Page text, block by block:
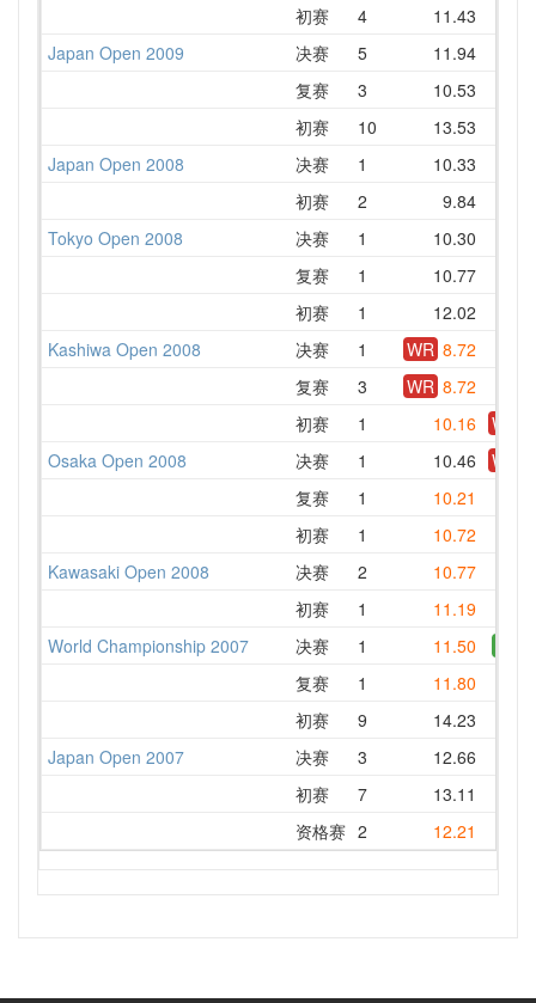
初赛
4 11.43
Japan Open 2009
决赛 5 11.94
复赛
3 10.53
初赛
10 13.53
Japan Open 2008
决赛 1 10.33
初赛
2 9.84
Tokyo Open 2008
决赛 1 10.30
复赛
1 10.77
初赛
1
12.02
Kashiwa Open 2008
决赛 1 WR 8.72
复赛
3 WR 8.72
初赛
1 10.16 WR
Osaka Open 2008
决赛 1 10.46 WR
复赛
1 10.21
初赛
1
10.72
Kawasaki Open 2008
决赛 2 10.77
初赛
1 11.19
World Championship 2007
决赛 1 11.50
复赛
1 11.80
初赛
9 14.23
Japan Open 2007
决赛 3 12.66
初赛
7 13.11
资格赛 2 12.21